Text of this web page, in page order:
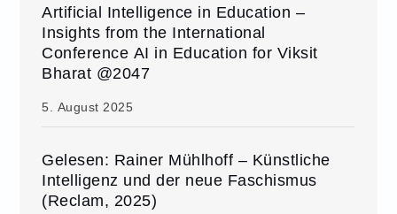
Artificial Intelligence in Education –
Insights from the International
Conference AI in Education for Viksit
Bharat @2047
5. August 2025
Gelesen: Rainer Mühlhoff – Künstliche
Intelligenz und der neue Faschismus
(Reclam, 2025)